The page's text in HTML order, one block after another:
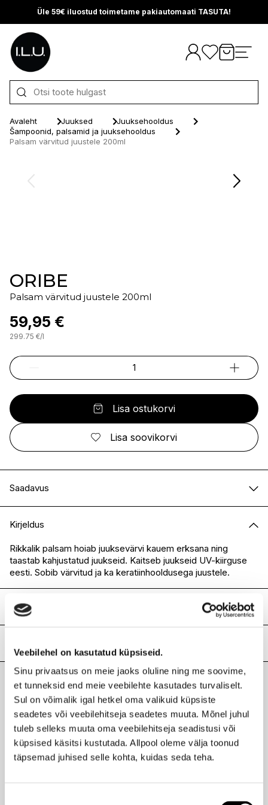
Veebilehel on kasutatud küpsiseid.
Sinu privaatsus on meie jaoks oluline ning me soovime,
et tunneksid end meie veebilehte kasutades turvaliselt.
Sul on võimalik igal hetkel oma valikuid küpsiste
seadetes või veebilehitseja seadetes muuta. Mõnel juhul
tuleb selleks muuta oma veebilehitseja seadistusi või
küpsised käsitsi kustutada. Allpool oleme välja toonud
täpsemad juhised selle kohta, kuidas seda teha.
Üle 59€ iluostud toimetame pakiautomaati TASUTA!
Otse sisu juurde
Avaleht Juuksed
Juuksehooldus
Šampoonid, palsamid ja juuksehooldus
Palsam värvitud juustele 200ml
ORIBE
Palsam värvitud juustele 200ml
59,95 €
299.75 €/l
Lisa ostukorvi
Lisa soovikorvi
Saadavus
I.L.U. Kristiine
I.L.U. Ülemiste
Saadaval
I.L.U. Rocca
Saadaval
I.L.U. Lõunakeskus
Ei ole saadaval
Kirjeldus
Rikkalik palsam hoiab juuksevärvi kauem erksana ning
taastab kahjustatud juukseid. Kaitseb juukseid UV-kiirguse
eesti. Sobib värvitud ja ka keratiinhooldusega juustele.
Koostis
STEARAMIDOPROPYL DIMETHYLAMINE,
PARFUM/FRAGRANCE, CAPRYLYL GLYCOL,
PHENOXYETHANOL, C11-13 ISOPARAFFIN,
BEHENTRIMONIUM METHOSULFATE, GLYCERIN,
HELIANTHUS ANNUUS (SUNFLOWER) SEED OIL, CETYL
ESTERS, DIMETHICONOL, ISOHEXADECANE,
DIMETHICONE, CETRIMONIUM CHLORIDE,
CHLORPHENESIN, HYDROXYETHYLCELLULOSE,
DIPROPYLENE GLYCOL, POLYSILICONE-19,
BENZOPHENONE-4, SORBIC ACID, PANTHENOL,
Kaubamärk
ORIBE
Laokood
H0180088
Ribakood
0811913018279
Viimati vaadatud tooted